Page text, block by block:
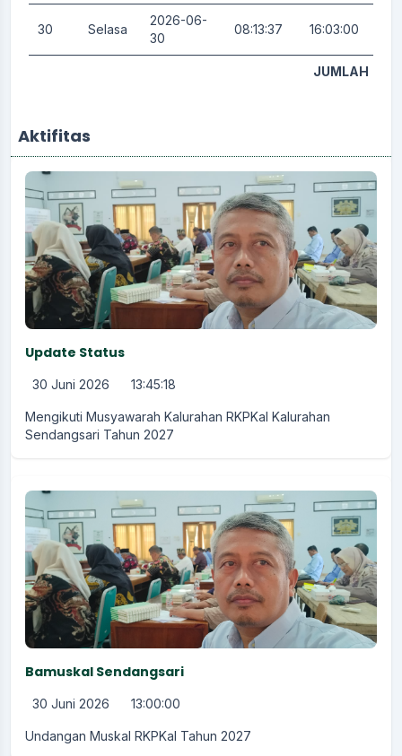
30 Selasa
2026-06-
30
08:13:37 16:03:00
JUMLAH
Aktifitas
Update Status
30 Juni 2026 13:45:18
Mengikuti Musyawarah Kalurahan RKPKal Kalurahan
Sendangsari Tahun 2027
Bamuskal Sendangsari
30 Juni 2026 13:00:00
Undangan Muskal RKPKal Tahun 2027